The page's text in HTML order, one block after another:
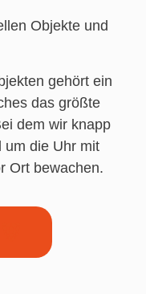
Objekte und
gehört ein
das größte
dem wir knapp
um die Uhr mit
Ort bewachen.